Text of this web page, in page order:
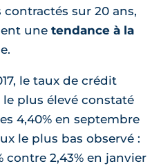
contractés sur 20 ans,
une tendance à la
le taux de crédit
plus élevé constaté
4,40% en septembre
le plus bas observé :
contre 2,43% en janvier